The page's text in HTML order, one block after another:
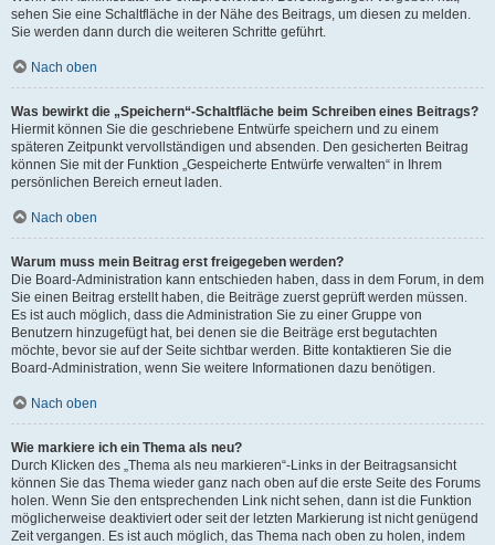
sehen Sie eine Schaltfläche in der Nähe des Beitrags, um diesen zu melden.
Sie werden dann durch die weiteren Schritte geführt.
Nach oben
Was bewirkt die „Speichern“-Schaltfläche beim Schreiben eines Beitrags?
Hiermit können Sie die geschriebene Entwürfe speichern und zu einem
späteren Zeitpunkt vervollständigen und absenden. Den gesicherten Beitrag
können Sie mit der Funktion „Gespeicherte Entwürfe verwalten“ in Ihrem
persönlichen Bereich erneut laden.
Nach oben
Warum muss mein Beitrag erst freigegeben werden?
Die Board-Administration kann entschieden haben, dass in dem Forum, in dem
Sie einen Beitrag erstellt haben, die Beiträge zuerst geprüft werden müssen.
Es ist auch möglich, dass die Administration Sie zu einer Gruppe von
Benutzern hinzugefügt hat, bei denen sie die Beiträge erst begutachten
möchte, bevor sie auf der Seite sichtbar werden. Bitte kontaktieren Sie die
Board-Administration, wenn Sie weitere Informationen dazu benötigen.
Nach oben
Wie markiere ich ein Thema als neu?
Durch Klicken des „Thema als neu markieren“-Links in der Beitragsansicht
können Sie das Thema wieder ganz nach oben auf die erste Seite des Forums
holen. Wenn Sie den entsprechenden Link nicht sehen, dann ist die Funktion
möglicherweise deaktiviert oder seit der letzten Markierung ist nicht genügend
Zeit vergangen. Es ist auch möglich, das Thema nach oben zu holen, indem